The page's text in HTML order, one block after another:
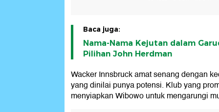
Baca juga:
Nama-Nama Kejutan dalam
Pilihan John Herdman
Wacker Innsbruck amat senang dengan
yang dinilai punya potensi. Klub yang
menyiapkan Wibowo untuk mengarungi